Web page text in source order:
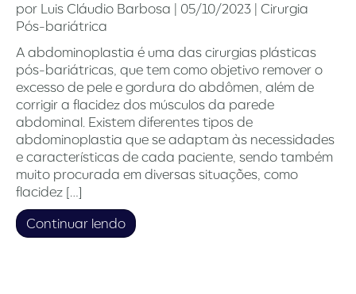
por Luis Cláudio Barbosa 05/10/2023
Cirurgia
Pós-bariátrica
A abdominoplastia é uma das cirurgias plásticas
pós-bariátricas, que tem como objetivo remover o
excesso de pele e gordura do abdômen, além de
corrigir a flacidez dos músculos da parede
abdominal. Existem diferentes tipos de
abdominoplastia que se adaptam às necessidades
e características de cada paciente, sendo também
muito procurada em diversas situações, como
flacidez […]
Continuar lendo